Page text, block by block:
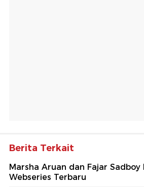
Berita Terkait
Marsha Aruan dan Fajar
Webseries Terbaru